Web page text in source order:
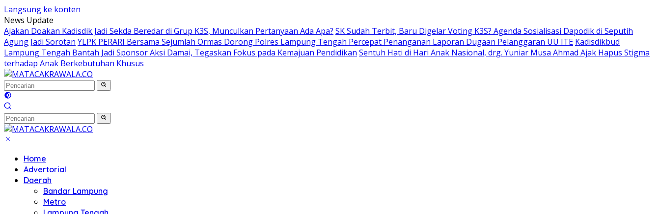
Langsung ke konten
News Update
Ajakan Doakan Kadisdik Jadi Sekda Beredar di Grup K3S, Munculkan Pertanyaan Ada Apa? SK Sudah Terbit, Baru Digelar Voting K3S? Agenda Sosialisasi Dapodik di Seputih
Agung Jadi Sorotan YLPK PERARI Bersama Sejumlah Ormas Dorong Polres Lampung Tengah Percepat Penanganan Laporan Dugaan Pelanggaran UU ITE Kadisdikbud
Lampung Tengah Bantah Jadi Sponsor Aksi Damai, Tegaskan Fokus pada Kemajuan Pendidikan Sentuh Hati di Hari Anak Nasional, drg. Yuniar Musa Ahmad Ajak Hapus Stigma
terhadap Anak Berkebutuhan Khusus
Home
Advertorial
Daerah
Bandar Lampung
Metro